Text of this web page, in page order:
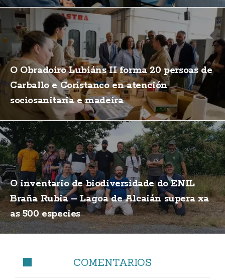
O Obradoiro Lubiáns II forma 20 persoas de
Carballo e Coristanco en atención
sociosanitaria e madeira
O inventario de biodiversidade do ENIL
Braña Rubia – Lagoa de Alcaián supera xa
as 500 especies
COMENTARIOS